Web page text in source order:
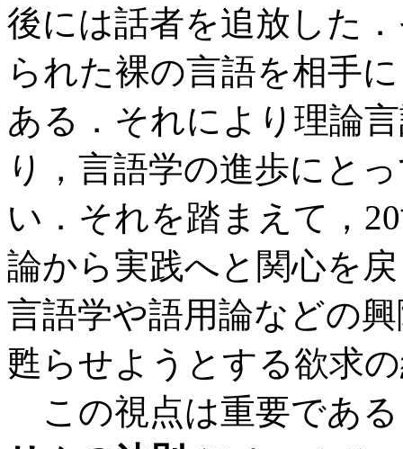
後には話者を追放した
られた裸の言語を相手
ある．それにより理論
り，言語学の進歩にと
い．それを踏まえて，
論から実践へと関心を
言語学や語用論などの
甦らせようとする欲求
この視点は重要であ